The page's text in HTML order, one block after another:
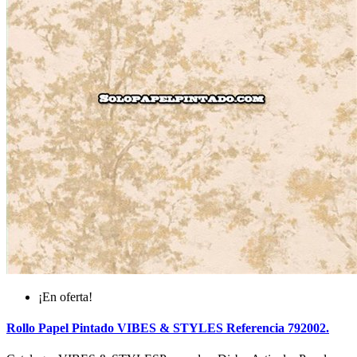
¡En oferta!
Rollo Papel Pintado VIBES & STYLES Referencia 792002.